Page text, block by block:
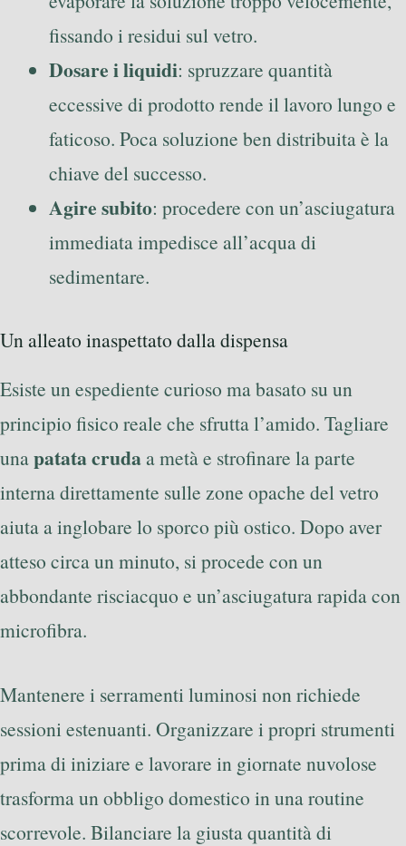
fissando i residui sul vetro.
Dosare i liquidi: spruzzare quantità
eccessive di prodotto rende il lavoro lungo e
faticoso. Poca soluzione ben distribuita è la
chiave del successo.
Agire subito: procedere con un’asciugatura
immediata impedisce all’acqua di
sedimentare.
Un alleato inaspettato dalla dispensa
Esiste un espediente curioso ma basato su un
principio fisico reale che sfrutta l’amido. Tagliare
unapatata crudaa metà e strofinare la parte
interna direttamente sulle zone opache del vetro
aiuta a inglobare lo sporco più ostico. Dopo aver
atteso circa un minuto, si procede con un
abbondante risciacquo e un’asciugatura rapida con
microfibra.
Mantenere i serramenti luminosi non richiede
sessioni estenuanti. Organizzare i propri strumenti
prima di iniziare e lavorare in giornate nuvolose
trasforma un obbligo domestico in una routine
scorrevole. Bilanciare la giusta quantità di